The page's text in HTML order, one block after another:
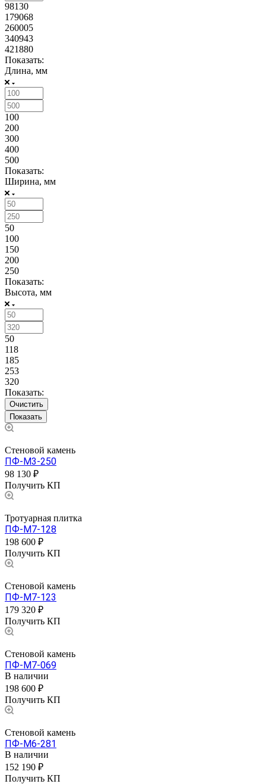
98130
179068
260005
340943
421880
Показать:
Длина, мм
100
200
300
400
500
Показать:
Ширина, мм
50
100
150
200
250
Показать:
Высота, мм
50
118
185
253
320
Показать:
Очистить
Стеновой камень
ПФ-М3-250
98 130 ₽
Получить КП
Тротуарная плитка
ПФ-М7-128
198 600 ₽
Получить КП
Стеновой камень
ПФ-М7-123
179 320 ₽
Получить КП
Стеновой камень
ПФ-М7-069
В наличии
198 600 ₽
Получить КП
Стеновой камень
ПФ-М6-281
В наличии
152 190 ₽
Получить КП